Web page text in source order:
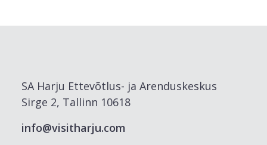
SA Harju Ettevõtlus- ja Arenduskeskus
Sirge 2, Tallinn 10618
info@visitharju.com